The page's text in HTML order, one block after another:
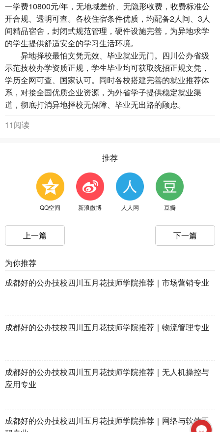
一学费10800元/年，无地域差价、无隐形收费，收费标准公
开合规、透明可查。各校住宿条件优质，均配备2人间、3人
间精品宿舍，封闭式规范管理，硬件设施完善，为异地求学
的学生提供舒适安全的学习生活环境。
异地择校最怕文凭无效、毕业就业无门。四川公办省级
示范技校办学资质正规，学生毕业均可获取统招正规文凭，
学历全网可查、国家认可。同时各校搭建完善的就业推荐体
系，对接全国优质企业资源，为外省学子提供稳定就业渠
道，彻底打消异地择校无保障、毕业无出路的顾虑。
11阅读
推荐
QQ空间 新浪微博 人人网 豆瓣
上一篇 下一篇
为你推荐
成都好的公办技校四川五月花技师学院推荐｜市场营销专业
成都好的公办技校四川五月花技师学院推荐｜物流管理专业
成都好的公办技校四川五月花技师学院推荐｜无人机操控与
应用专业
成都好的公办技校四川五月花技师学院推荐｜网络与软件工